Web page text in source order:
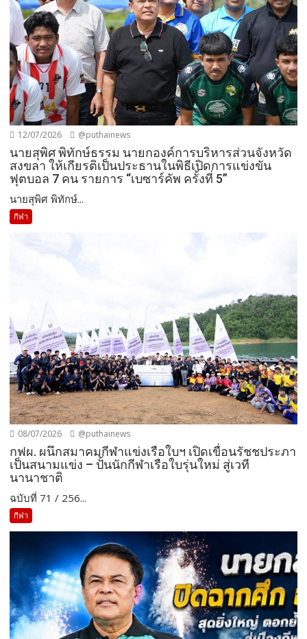
12/07/2026 @puthainews
นายสุพิศ พิทักษ์ธรรม นายกองค์การบริหารส่วนจังหวัด
สงขลา ให้เกียรติเป็นประธานในพิธีเปิดการแข่งขัน
ฟุตบอล 7 คน รายการ “เบซาร์คัพ ครั้งที่ 5”
นายสุพิศ พิทักษ์...
กีฬา
08/07/2026 @puthainews
กฟผ. ผนึกสมาคมกีฬาแข่งเรือใบฯ เปิดเขื่อนรัชชประภา
เป็นสนามแข่ง – ปั้นนักกีฬาเรือใบรุ่นใหม่ สู่เวที
นานาชาติ
ฉบับที่ 71 / 256...
กีฬา